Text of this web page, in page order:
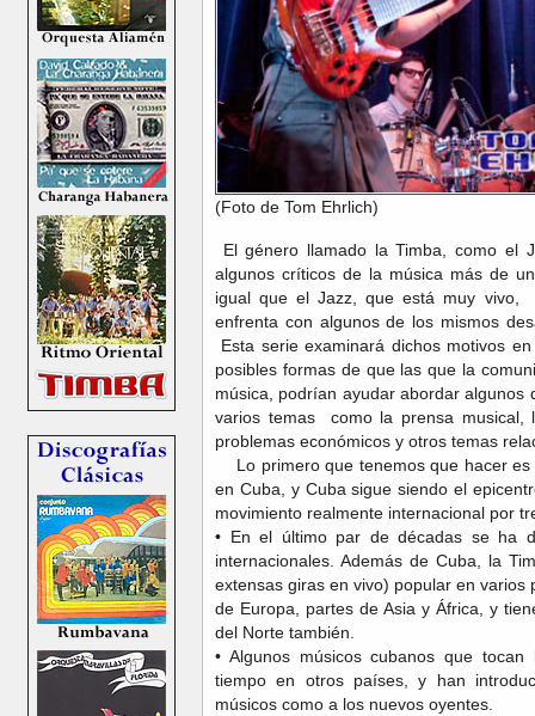
(Foto de Tom Ehrlich)
El género llamado la Timba, como el
algunos críticos de la música más de
igual que el Jazz, que está muy vivo,
enfrenta con algunos de los mismos
Esta serie examinará dichos motivos
posibles formas de que las que la
música, podrían ayudar abordar
varios temas como la prensa musical,
problemas económicos y otros temas
Lo primero que tenemos que hacer es
en Cuba, y Cuba sigue siendo el
movimiento realmente internacional por
• En el último par de décadas se ha
internacionales. Además de Cuba, la
extensas giras en vivo) popular en
de Europa, partes de Asia y África, y
del Norte también.
• Algunos músicos cubanos que
tiempo en otros países, y han
músicos como a los nuevos oyentes.